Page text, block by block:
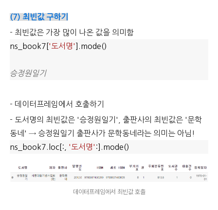
(7) 최빈값 구하기
- 최빈값은 가장 많이 나온 값을 의미함
ns_book7[ '도서명' ].mode()
승정원일기
- 데이터프레임에서 호출하기
- 도서명의 최빈값은 '승정원일기', 출판사의 최빈값은 '문학
동네' → 승정원일기 출판사가 문학동네라는 의미는 아님!
ns_book7.loc[:, '도서명' :].mode()
데이터프레임에서 최빈값 호출